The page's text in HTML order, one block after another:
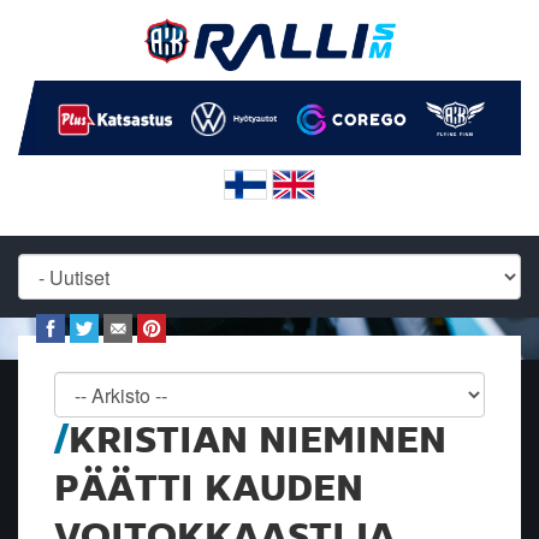
KRISTIAN NIEMINEN
PÄÄTTI KAUDEN